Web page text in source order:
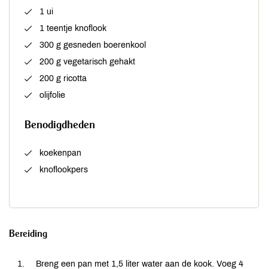
1 ui
1 teentje knoflook
300 g gesneden boerenkool
200 g vegetarisch gehakt
200 g ricotta
olijfolie
Benodigdheden
koekenpan
knoflookpers
Bereiding
Breng een pan met 1,5 liter water aan de kook. Voeg 4